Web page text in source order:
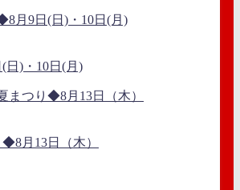
)・10日(月)
月13日（木）